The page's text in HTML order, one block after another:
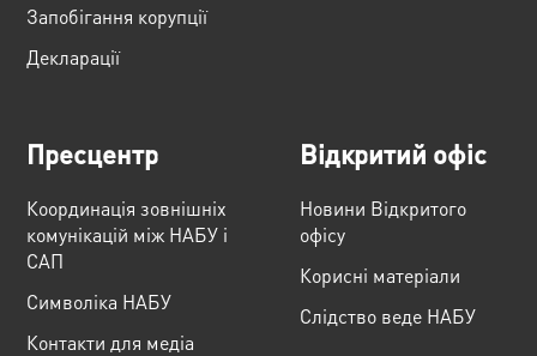
Запобігання корупції
Декларації
Пресцентр
Координація зовнішніх
комунікацій між НАБУ і
САП
Cимволіка НАБУ
Контакти для медіа
Відкритий офіс
Новини Відкритого
офісу
Корисні матеріали
Слідство веде НАБУ